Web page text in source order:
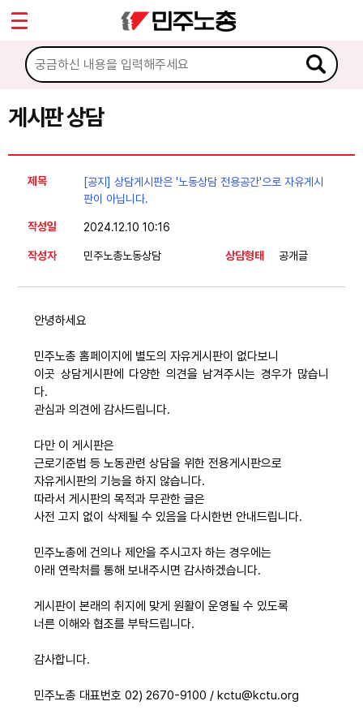
게시판 상담
제목
[공지] 상담게시판은 '노동상담 전용공간'으로 자유게시
판이 아닙니다.
작성일 2024.12.10 10:16
작성자 민주노총노동상담 상담형태 공개글
안녕하세요
민주노총 홈페이지에 별도의 자유게시판이 없다보니
이곳 상담게시판에 다양한 의견을 남겨주시는 경우가 많습니
다.
관심과 의견에 감사드립니다.
다만 이 게시판은
근로기준법 등 노동관련 상담을 위한 전용게시판으로
자유게시판의 기능을 하지 않습니다.
따라서 게시판의 목적과 무관한 글은
사전 고지 없이 삭제될 수 있음을 다시한번 안내드립니다.
민주노총에 건의나 제안을 주시고자 하는 경우에는
아래 연락처를 통해 보내주시면 감사하겠습니다.
게시판이 본래의 취지에 맞게 원활이 운영될 수 있도록
너른 이해와 협조를 부탁드립니다.
감사합니다.
민주노총 대표번호 02) 2670-9100 / kctu@kctu.org
마이페이지
소개
소식
노동상담
권리찾기수첩 검색
바로보기
노동조합 가입 안내
전국 노동상담소 안내
자료
부설기관
업무
Sketchbook5, 스케치북5
Sketchbook5, 스케치북5